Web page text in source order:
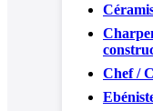
Chef /